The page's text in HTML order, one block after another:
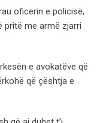
oficerin e policisë,
pritë me armë zjarri
e avokatëve që
që çështja e